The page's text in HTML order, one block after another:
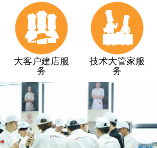
大客户建店服
务
技术大管家服
务